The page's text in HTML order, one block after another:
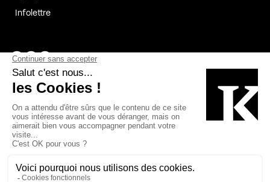
Infolettre
Page Facebook de Kollectif
Page Instagram de Kollectif
Page Linkedin de Kollectif
Bâtiment-Durable-Québec-1
Esquisses-1
MP-1 v2com-1